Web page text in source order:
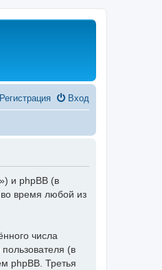
Вход
Регистрация
и phpBB (в
время любой из
числа
(в
phpBB. Третья